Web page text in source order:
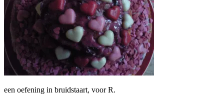
een oefening in bruidstaart, voor R.